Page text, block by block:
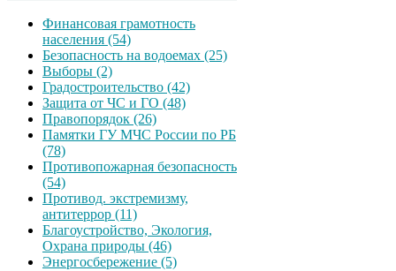
Финансовая грамотность
населения (54)
Безопасность на водоемах (25)
Выборы (2)
Градостроительство (42)
Защита от ЧС и ГО (48)
Правопорядок (26)
Памятки ГУ МЧС России по РБ
(78)
Противопожарная безопасность
(54)
Противод. экстремизму,
антитеррор (11)
Благоустройство, Экология,
Охрана природы (46)
Энергосбережение (5)